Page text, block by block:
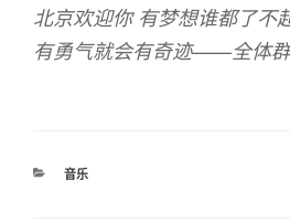
北京欢迎你 有梦想谁都了
有勇气就会有奇迹——全体
分
音乐